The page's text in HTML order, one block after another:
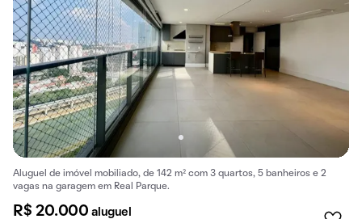
Aluguel de imóvel mobiliado, de 142 m² com 3 quartos, 5 banheiros e 2
vagas na garagem em Real Parque.
R$ 20.000aluguel